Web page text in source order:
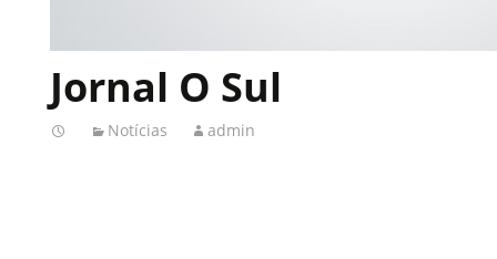
Jornal O Sul
Notícias admin